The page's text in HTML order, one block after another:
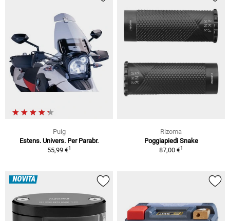
Puig
Estens. Univers. Per Parabr.
55,99 €1
Rizoma
Poggiapiedi Snake
87,00 €1
NOVITÀ